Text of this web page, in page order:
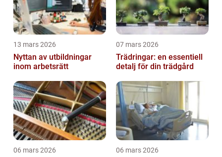
13 mars 2026
Nyttan av utbildningar
inom arbetsrätt
07 mars 2026
Trädringar: en essentiell
detalj för din trädgård
06 mars 2026 06 mars 2026